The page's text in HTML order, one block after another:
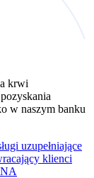
krwi
w naszym banku
uzupełniające
klienci